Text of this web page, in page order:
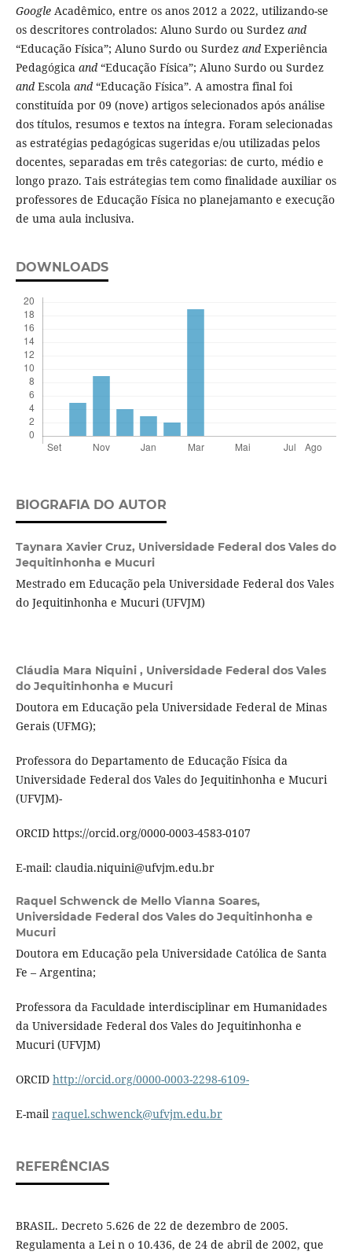
GoogleAcadêmico, entre os anos 2012 a 2022, utilizando-se
os descritores controlados: Aluno Surdo ou Surdez and
“Educação Física”; Aluno Surdo ou Surdez andExperiência
Pedagógica and“Educação Física”; Aluno Surdo ou Surdez
andEscola and“Educação Física”. A amostra final foi
constituída por 09 (nove) artigos selecionados após análise
dos títulos, resumos e textos na íntegra. Foram selecionadas
as estratégias pedagógicas sugeridas e/ou utilizadas pelos
docentes, separadas em três categorias: de curto, médio e
longo prazo. Tais estrátegias tem como finalidade auxiliar os
professores de Educação Física no planejamanto e execução
de uma aula inclusiva.
DOWNLOADS
BIOGRAFIA DO AUTOR
Taynara Xavier Cruz, Universidade Federal dos Vales do
Jequitinhonha e Mucuri
Mestrado em Educação pela Universidade Federal dos Vales
do Jequitinhonha e Mucuri (UFVJM)
Cláudia Mara Niquini , Universidade Federal dos Vales
do Jequitinhonha e Mucuri
Doutora em Educação pela Universidade Federal de Minas
Gerais (UFMG);
Professora do Departamento de Educação Física da
Universidade Federal dos Vales do Jequitinhonha e Mucuri
(UFVJM)-
ORCID https://orcid.org/0000-0003-4583-0107
E-mail: claudia.niquini@ufvjm.edu.br
Raquel Schwenck de Mello Vianna Soares,
Universidade Federal dos Vales do Jequitinhonha e
Mucuri
Doutora em Educação pela Universidade Católica de Santa
Fe – Argentina;
Professora da Faculdade interdisciplinar em Humanidades
da Universidade Federal dos Vales do Jequitinhonha e
Mucuri (UFVJM)
ORCID http://orcid.org/0000-0003-2298-6109-
E-mail raquel.schwenck@ufvjm.edu.br
REFERÊNCIAS
BRASIL. Decreto 5.626 de 22 de dezembro de 2005.
Regulamenta a Lei n o 10.436, de 24 de abril de 2002, que